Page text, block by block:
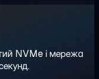
NVMe і мережа